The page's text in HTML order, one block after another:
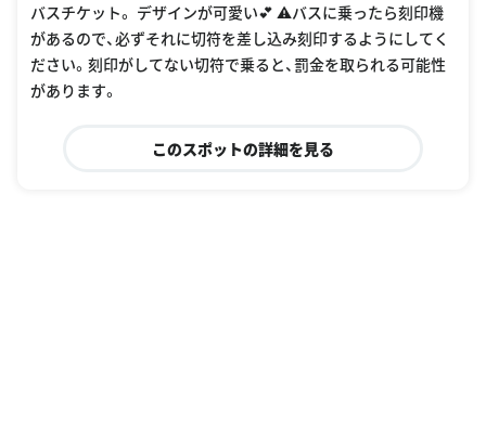
バスチケット。 デザインが可愛い💕 ⚠️バスに乗ったら刻印機
があるので、必ずそれに切符を差し込み刻印するようにしてく
ださい。刻印がしてない切符で乗ると、罰金を取られる可能性
があります。
このスポットの詳細を見る